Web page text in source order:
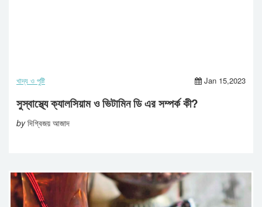
খাদ্য ও পুষ্টি Jan 15,2023
সুস্বাস্থ্যে ক্যালসিয়াম ও ভিটামিন ডি এর সম্পর্ক কী?
byদিগ্বিজয় আজাদ